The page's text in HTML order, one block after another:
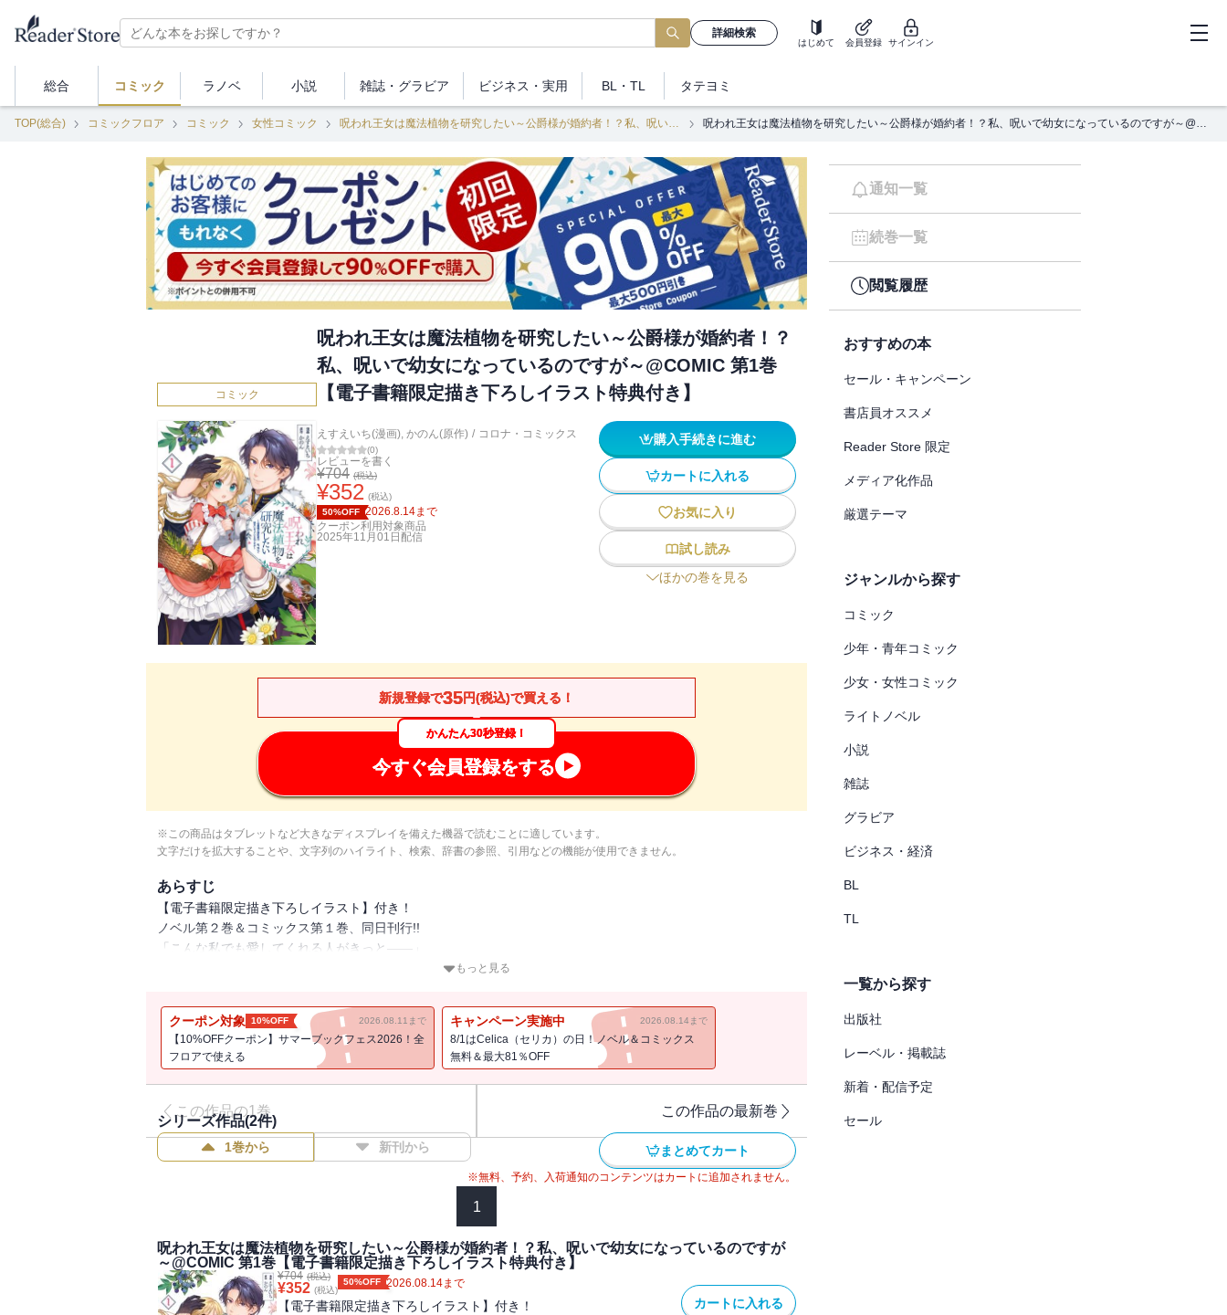
詳細検索
はじめて 会員登録 サインイン
総合 コミック ラノベ 小説 雑誌・ グラビア ビジネス ・実用 BL・TL タテヨミ
TOP(総合) コミックフロア コミック 女性コミック 呪われ王女は魔法植物を研究したい～公爵様が婚約者！？私、呪いで幼女になっているのですが～@COMIC 呪われ王女は魔法植物を研究したい～公爵様が婚約者！？私、呪いで幼女になっているのですが～@COMIC 第1巻【電子書籍限定描き下ろしイラスト特典付き】
コミック
呪われ王女は魔法植物を研究したい～公爵様が婚約者！？
私、呪いで幼女になっているのですが～@COMIC 第1巻
【電子書籍限定描き下ろしイラスト特典付き】
えすえいち(漫画), かのん(原作) / コロナ・コミックス
(0)
レビューを書く
¥704 (税込)
¥352 (税込)
50%OFF 2026.8.14まで
クーポン利用対象商品
2025年11月01日 配信
購入手続きに進む
カートに入れる
お気に入り
試し読み
ほかの巻を見る
新規登録で35円(税込)で買える！
かんたん30秒登録！
今すぐ会員登録をする
※この商品はタブレットなど大きなディスプレイを備えた機器で読むことに適しています。
文字だけを拡大することや、文字列のハイライト、検索、辞書の参照、引用などの機能が使用できません。
あらすじ
【電子書籍限定描き下ろしイラスト】付き！
ノベル第２巻＆コミックス第１巻、同日刊行!!
「こんな私でも愛してくれる人がきっと――」
呪われた王女×美貌の公爵様のドキドキ恋愛ファンタジー、コミカライズ第１巻！
フォーサイス王国第三王女・シャーロットは、紛い物の姫君として冷遇されていた。
ある日、舞踏会に乱入した謎の男から、姉を庇って呪いを受けてしまう。
療養という名のもとに北の離宮に幽閉され・・・・・・呪いのせいで幼女になっていた!?
心機一転、魔法植物の研究に打ち込むシャーロットのもとへ、１通の手紙が届く。
「わわわ私に婚約者!?」
公爵家当主・レオンと出会い、幼女姿について『侍女のシャーリー』だと、思わず嘘をついてしまった！
ふたりの運命が動き始める――呪われた王女×美貌の公爵様のドキドキ恋愛ファンタジー!!
もっと見る
クーポン対象 10%OFF 2026.08.11まで
【10%OFFクーポン】サマーブックフェス2026！全
フロアで使える
キャンペーン実施中 2026.08.14まで
8/1はCelica（セリカ）の日！ノベル＆コミックス
無料＆最大81％OFF
この作品の1巻 この作品の最新巻
シリーズ作品(2件)
1巻から 新刊から まとめてカート
※無料、予約、入荷通知のコンテンツはカートに追加されません。
1
呪われ王女は魔法植物を研究したい～公爵様が婚約者！？私、呪いで幼女になっているのですが
～@COMIC 第1巻【電子書籍限定描き下ろしイラスト特典付き】
¥704 (税込)
¥352 (税込)
50%OFF 2026.08.14まで
【電子書籍限定描き下ろしイラスト】付き！
カートに入れる
通知一覧
続巻一覧
閲覧履歴
おすすめの本
セール・キャンペーン
書店員オススメ
Reader Store 限定
メディア化作品
厳選テーマ
ジャンルから探す
コミック
少年・青年コミック
少女・女性コミック
ライトノベル
小説
雑誌
グラビア
ビジネス・経済
BL
TL
一覧から探す
出版社
レーベル・掲載誌
新着・配信予定
セール